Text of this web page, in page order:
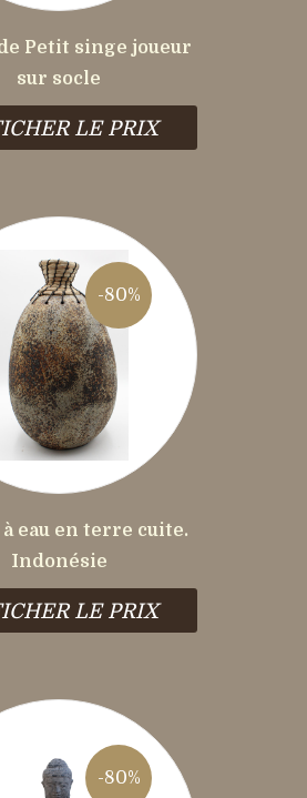
Petit singe joueur
sur socle
LE PRIX
-80%
eau en terre cuite.
Indonésie
LE PRIX
-80%